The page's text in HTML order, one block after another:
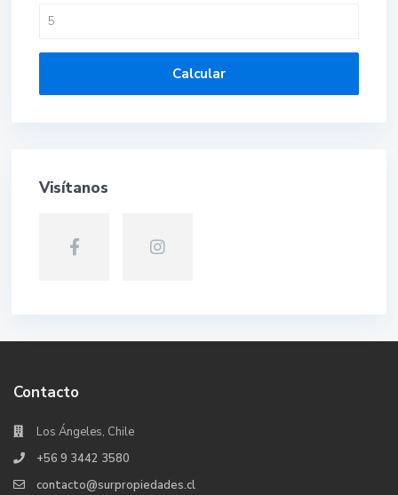
Calcular
Visítanos
Contacto
Los Ángeles, Chile
+56 9 3442 3580
contacto@surpropiedades.cl